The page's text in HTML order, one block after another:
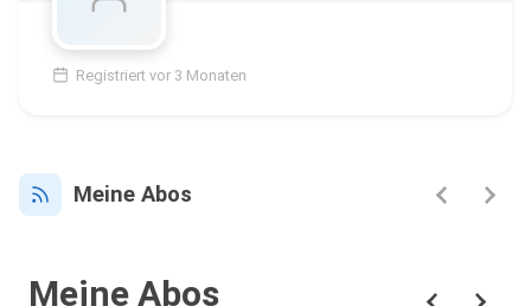
Registriert vor 3 Monaten
Meine Abos
Meine Abos